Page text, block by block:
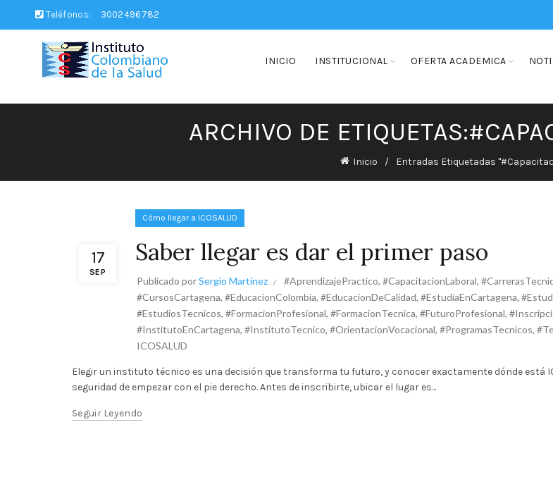
Teléfonos: 3002496782
INICIO INSTITUCIONAL OFERTA ACADEMICA
ARCHIVO DE
Inicio Entradas Etiquetadas
17
SEP
Cómo llegar a ICOSALUD
Saber llegar es dar el primer paso
Publicado porSergio Martinez #AprendizajePractico, #CapacitacionLaboral,
#CursosCartagena, #EducacionColombia, #EducacionDeCalidad, #EstudiaEnCartagena,
#EstudiosTecnicos, #FormacionProfesional, #FormacionTecnica, #FuturoProfesional,
#InstitutoEnCartagena, #InstitutoTecnico, #OrientacionVocacional, #ProgramasTecnicos,
ICOSALUD
Elegir un instituto técnico es una decisión que transforma tu futuro, y conocer exactamente dónde está
seguridad de empezar con el pie derecho. Antes de inscribirte, ubicar el lugar es...
Seguir Leyendo